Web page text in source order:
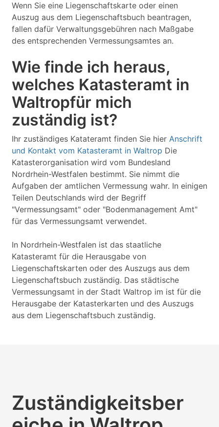
Wenn Sie eine Liegenschaftskarte oder einen
Auszug aus dem Liegenschaftsbuch beantragen,
fallen dafür Verwaltungsgebühren nach Maßgabe
des entsprechenden Vermessungsamtes an.
Wie finde ich heraus,
welches Katasteramt in
Waltropfür mich
zuständig ist?
Ihr zuständiges Katateramt finden Sie hier Anschrift
und Kontakt vom Katasteramt in Waltrop Die
Katasterorganisation wird vom Bundesland
Nordrhein-Westfalen bestimmt. Sie nimmt die
Aufgaben der amtlichen Vermessung wahr. In einigen
Teilen Deutschlands wird der Begriff
"Vermessungsamt" oder "Bodenmanagement Amt"
für das Vermessungsamt verwendet.
In Nordrhein-Westfalen ist das staatliche
Katasteramt für die Herausgabe von
Liegenschaftskarten oder des Auszugs aus dem
Liegenschaftsbuch zuständig. Das städtische
Vermessungsamt in der Stadt Waltrop im ist für die
Herausgabe der Katasterkarten und des Auszugs
aus dem Liegenschaftsbuch zuständig.
Zuständigkeitsber